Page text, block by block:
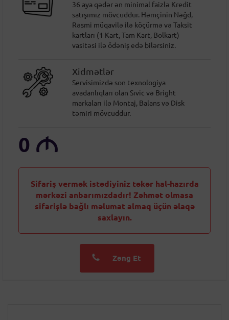
36 aya qədər ən minimal faizlə Kredit
satışımız mövcuddur. Həmçinin Nəğd,
Rəsmi müqavilə ilə köçürmə və Taksit
kartları (1 Kart, Tam Kart, Bolkart)
vasitəsi ilə ödəniş edə bilərsiniz.
Xidmətlər
Servisimizdə son texnologiya
avadanlıqları olan Sıvic və Bright
markaları ilə Montaj, Balans və Disk
təmiri mövcuddur.
0 M
Sifariş vermək istədiyiniz təkər hal-hazırda
mərkəzi anbarımızdadır! Zəhmət olmasa
sifarişlə bağlı məlumat almaq üçün əlaqə
saxlayın.
Zəng Et